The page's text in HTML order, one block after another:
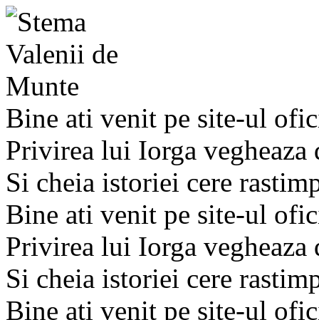
Bine ati venit pe site-ul
Privirea lui Iorga
Si cheia istoriei cere
Bine ati venit pe site-ul
Privirea lui Iorga
Si cheia istoriei cere
Bine ati venit pe site-ul